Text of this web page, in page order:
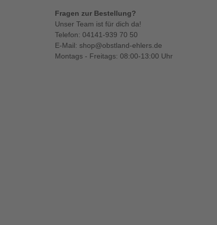
Fragen zur Bestellung?
Unser Team ist für dich da!
Telefon: 04141-939 70 50
E-Mail: shop@obstland-ehlers.de
Montags - Freitags: 08:00-13:00 Uhr